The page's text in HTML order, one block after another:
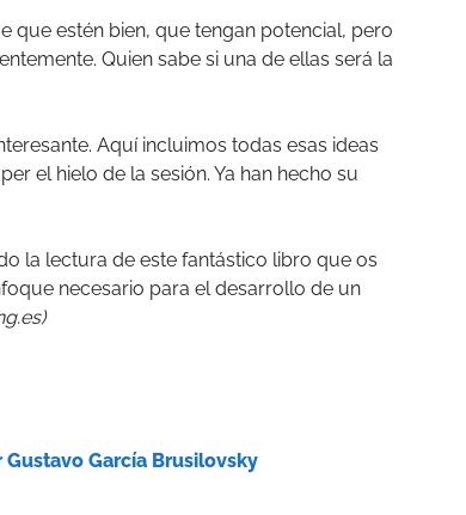
que estén bien, que tengan potencial, pero
Quien sabe si una de ellas será la
Aquí incluimos todas esas ideas
el hielo de la sesión. Ya han hecho su
la lectura de este fantástico libro que os
necesario para el desarrollo de un
García Brusilovsky